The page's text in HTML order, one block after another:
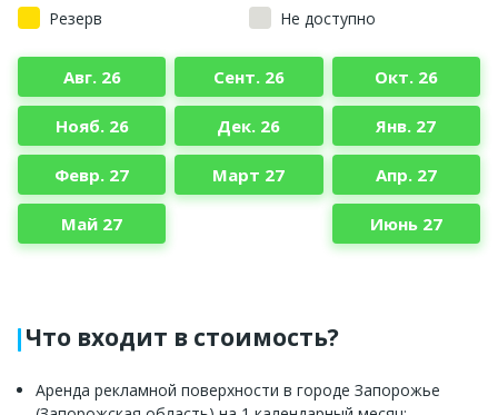
Резерв
Не доступно
Авг. 26 Сент. 26 Окт. 26
Нояб. 26 Дек. 26 Янв. 27
Февр. 27 Март 27 Апр. 27
Май 27 Июнь 27
Что входит в стоимость?
Аренда рекламной поверхности в городе Запорожье